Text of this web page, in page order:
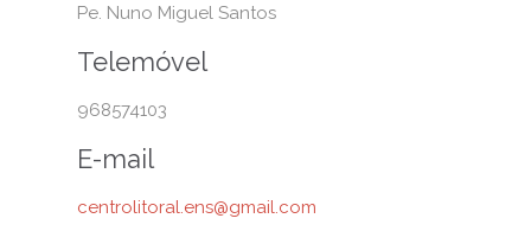
Pe. Nuno Miguel Santos
Telemóvel
968574103
E-mail
centrolitoral.ens@gmail.com